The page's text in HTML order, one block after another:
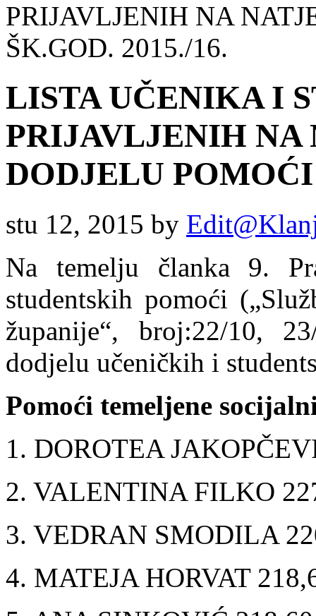
PRIJAVLJENIH NA
ŠK.GOD. 2015./16.
LISTA UČENIKA I
PRIJAVLJENIH NA
DODJELU
stu 12, 2015 by
Na temelju članka 9.
studentskih pomoći
županije“, broj:22/10,
dodjelu učeničkih i
Pomoći temeljene
1. DOROTEA
2. VALENTINA FILKO
3. VEDRAN SMODILA
4. MATEJA HORVAT